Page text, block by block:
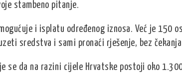
stambeno pitanje.
i isplatu određenog iznosa. Već je 150
sredstva i sami pronaći rješenje, bez
se da na razini cijele Hrvatske postoji oko